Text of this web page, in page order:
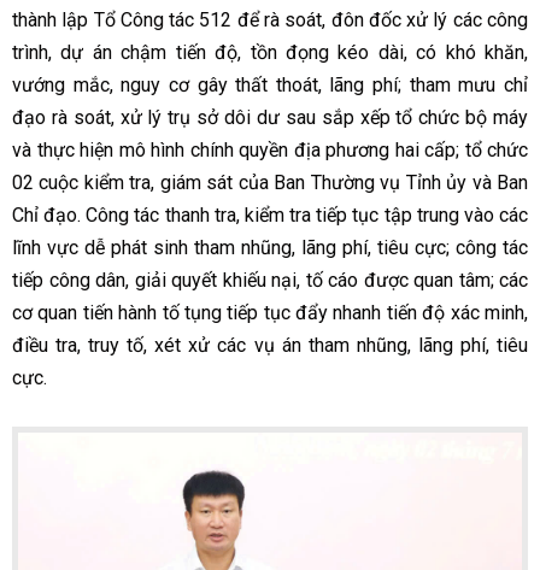
thành lập Tổ Công tác 512 để rà soát, đôn đốc xử lý các công
trình, dự án chậm tiến độ, tồn đọng kéo dài, có khó khăn,
vướng mắc, nguy cơ gây thất thoát, lãng phí; tham mưu chỉ
đạo rà soát, xử lý trụ sở dôi dư sau sắp xếp tổ chức bộ máy
và thực hiện mô hình chính quyền địa phương hai cấp; tổ chức
02 cuộc kiểm tra, giám sát của Ban Thường vụ Tỉnh ủy và Ban
Chỉ đạo. Công tác thanh tra, kiểm tra tiếp tục tập trung vào các
lĩnh vực dễ phát sinh tham nhũng, lãng phí, tiêu cực; công tác
tiếp công dân, giải quyết khiếu nại, tố cáo được quan tâm; các
cơ quan tiến hành tố tụng tiếp tục đẩy nhanh tiến độ xác minh,
điều tra, truy tố, xét xử các vụ án tham nhũng, lãng phí, tiêu
cực.